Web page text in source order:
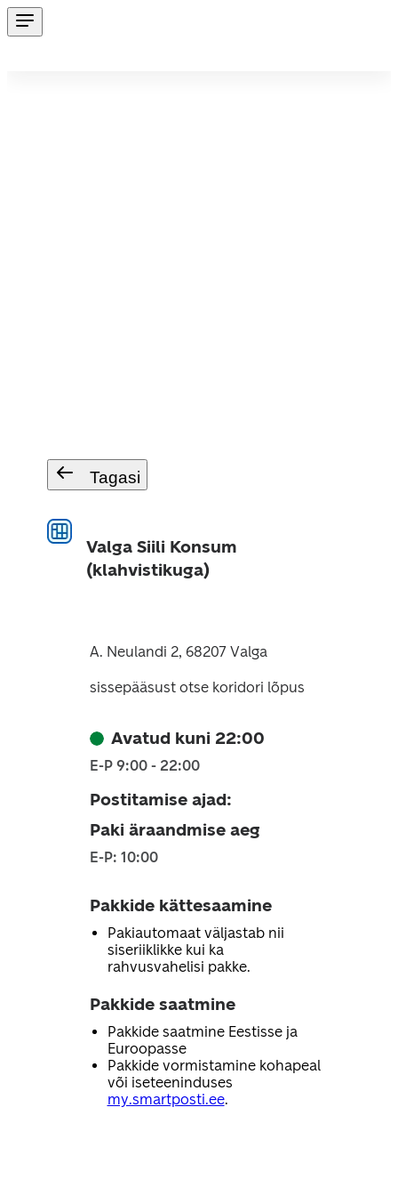
Tagasi
Valga Siili Konsum
(klahvistikuga)
A. Neulandi 2, 68207 Valga
sissepääsust otse koridori lõpus
Avatud kuni 22:00
E-P 9:00 - 22:00
Postitamise ajad:
Paki äraandmise aeg
E-P: 10:00
Pakkide kättesaamine
Pakiautomaat väljastab nii
siseriiklikke kui ka
rahvusvahelisi pakke.
Pakkide saatmine
Pakkide saatmine Eestisse ja
Euroopasse
Pakkide vormistamine kohapeal
või iseteeninduses
my.smartposti.ee.